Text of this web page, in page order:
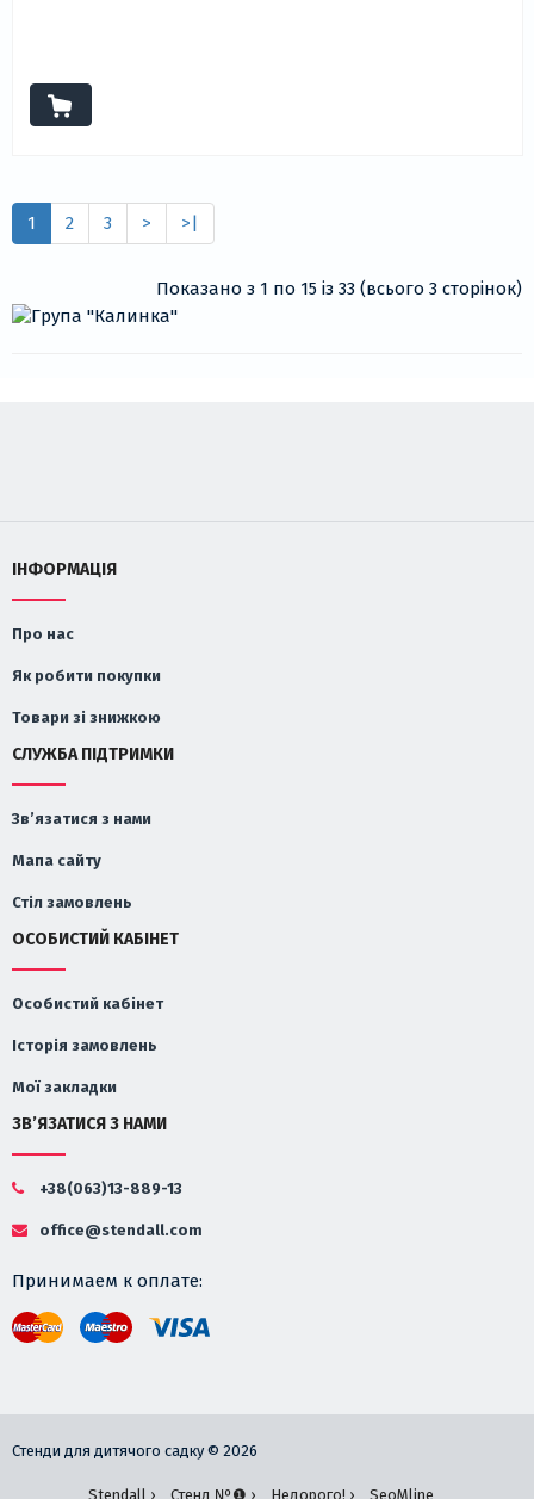
1 2 3 > >|
Показано з 1 по 15 із 33 (всього 3 сторінок)
ІНФОРМАЦІЯ
Про нас
Як робити покупки
Товари зі знижкою
СЛУЖБА ПІДТРИМКИ
Зв’язатися з нами
Мапа сайту
Стіл замовлень
ОСОБИСТИЙ КАБІНЕТ
Особистий кабінет
Історія замовлень
Мої закладки
ЗВ’ЯЗАТИСЯ З НАМИ
+38(063)13-889-13
office@stendall.com
Принимаем к оплате:
Стенди для дитячого садку © 2026
Stendall › Стенд №❶ › Недорого! › SeoMline